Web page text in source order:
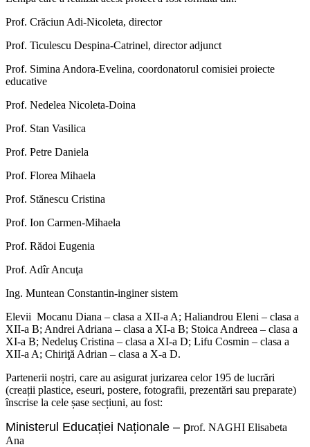
Prof. Crăciun Adi-Nicoleta, director
Prof. Ticulescu Despina-Catrinel, director adjunct
Prof. Simina Andora-Evelina, coordonatorul comisiei proiecte
educative
Prof. Nedelea Nicoleta-Doina
Prof. Stan Vasilica
Prof. Petre Daniela
Prof. Florea Mihaela
Prof. Stănescu Cristina
Prof. Ion Carmen-Mihaela
Prof. Rădoi Eugenia
Prof. Adîr Ancuţa
Ing. Muntean Constantin-inginer sistem
Elevii Mocanu Diana – clasa a XII-a A; Haliandrou Eleni – clasa a
XII-a B; Andrei Adriana – clasa a XI-a B; Stoica Andreea – clasa a
XI-a B; Nedeluş Cristina – clasa a XI-a D; Lifu Cosmin – clasa a
XII-a A; Chiriţă Adrian – clasa a X-a D.
Partenerii noștri, care au asigurat jurizarea celor 195 de lucrări
(creații plastice, eseuri, postere, fotografii, prezentări sau preparate)
înscrise la cele șase secțiuni, au fost:
Ministerul Educației Naționale – prof. NAGHI Elisabeta
Ana